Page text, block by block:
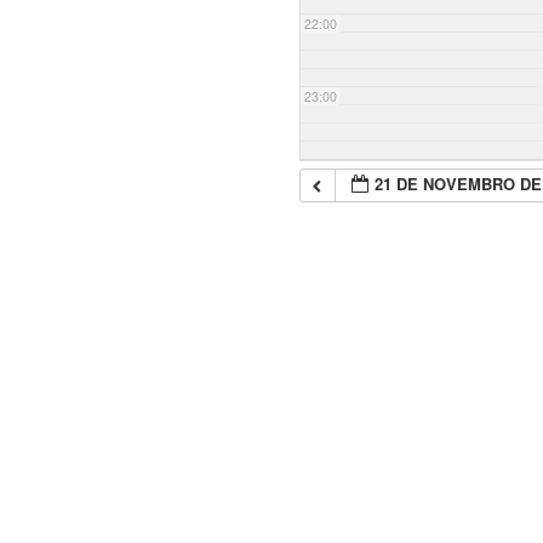
22:00
23:00
21 DE NOVEMBRO